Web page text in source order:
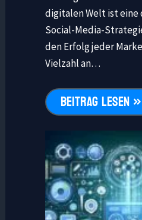
digitalen Welt ist
Social-Media-
den Erfolg jeder
Vielzahl an…
BEITRAG LESEN »